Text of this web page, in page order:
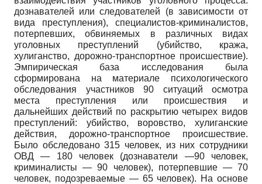
дознавателей или следователей (в зависимости от
вида преступления), специалистов-криминалистов,
потерпевших, обвиняемых в различных видах
уголовных преступлений (убийство, кража,
хулиганство, дорожно-транспортное происшествие).
Эмпирическая база исследования была
сформирована на материале психологического
обследования участников 90 ситуаций осмотра
места преступления или происшествия и
дальнейших действий по раскрытию четырех видов
преступлений: убийство, воровство, хулиганские
действия, дорожно-транспортное происшествие.
Было обследовано 315 человек, из них сотрудники
ОВД — 180 человек (дознаватели —90 человек,
криминалисты — 90 человек), потерпевшие — 70
человек, подозреваемые — 65 человек). На основе